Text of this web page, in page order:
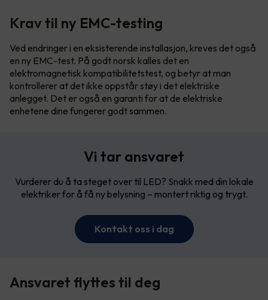
Krav til ny EMC-testing
Ved endringer i en eksisterende installasjon, kreves det også
en ny EMC-test. På godt norsk kalles det en
elektromagnetisk kompatibilitetstest, og betyr at man
kontrollerer at det ikke oppstår støy i det elektriske
anlegget. Det er også en garanti for at de elektriske
enhetene dine fungerer godt sammen.
Vi tar ansvaret
Vurderer du å ta steget over til LED? Snakk med din lokale
elektriker for å få ny belysning – montert riktig og trygt.
Kontakt oss i dag
Ansvaret flyttes til deg